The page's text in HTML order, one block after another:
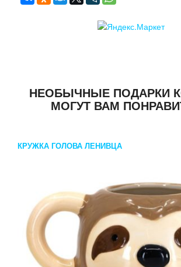
НЕОБЫЧНЫЕ ПОДАРКИ
МОГУТ ВАМ
КРУЖКА ГОЛОВА ЛЕНИВЦА